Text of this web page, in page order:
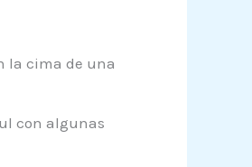
la cima de una
con algunas